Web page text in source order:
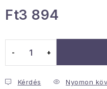
Januári akció
Hogyan kell panaszkodni /
Ft3 894
Kérdés Nyomon